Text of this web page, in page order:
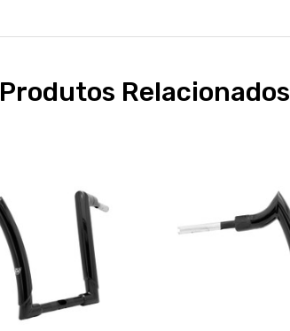
Produtos Relacionados